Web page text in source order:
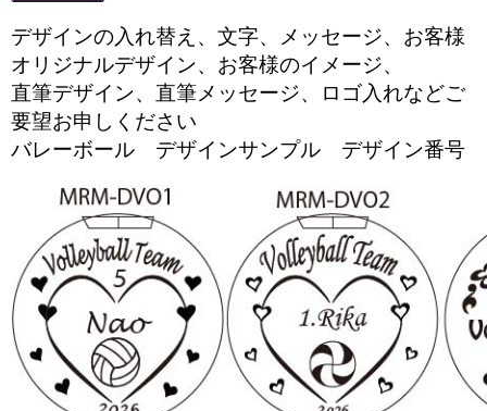
デザインの入れ替え、文字、メッセージ、お客様
オリジナルデザイン、お客様のイメージ、
直筆デザイン、直筆メッセージ、ロゴ入れなどご
要望お申しください
バレーボール デザインサンプル デザイン番号